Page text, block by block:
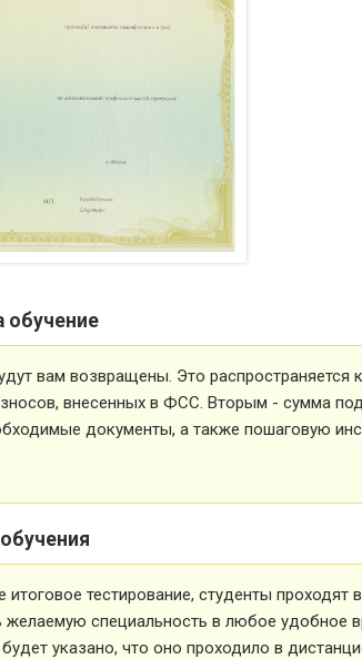
обучение
вам возвращены. Это распространяется
внесенных в ФСС. Вторым - сумма
документы, а также пошаговую
итоговое тестирование, студенты
желаемую специальность в любое удобное
указано, что оно проходило в